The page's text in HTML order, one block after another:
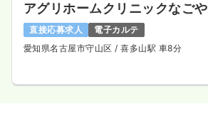
アグリホームクリニックなごや
直接応募求人
電子カルテ
愛知県名古屋市守山区/ 喜多山駅 車8分